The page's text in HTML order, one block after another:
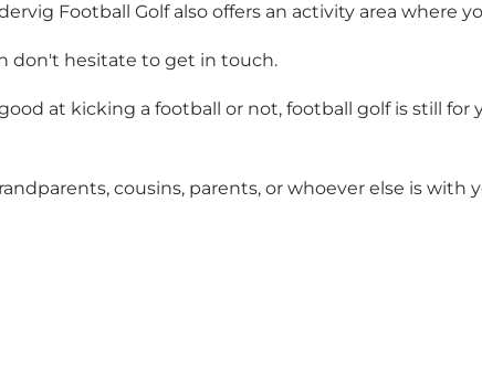
Football Golf also offers an activity area where
don't hesitate to get in touch.
at kicking a football or not, football golf is still
cousins, parents, or whoever else is with